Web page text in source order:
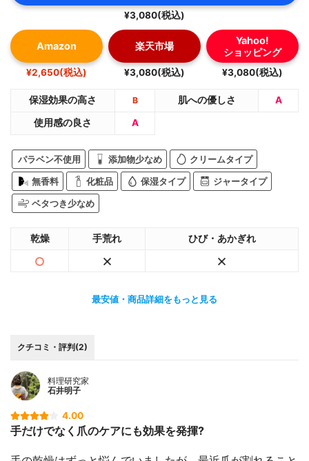
¥3,080(税込)
Amazon
¥2,650(税込)
楽天市場
¥3,080(税込)
Yahoo!
ショッピング
¥3,080(税込)
保湿効果の高さ B 肌への優しさ A
使用感の良さ A
パラベン不使用 添加物少なめ クリームタイプ
無香料 化粧品 保湿タイプ ジャータイプ
ベタつき少なめ
乾燥 手荒れ ひび・あかぎれ
最安値・商品詳細をもっと見る
クチコミ・評判(2)
料理研究家
石井明子
4.00
手だけでなく爪のケアにも効果を発揮?